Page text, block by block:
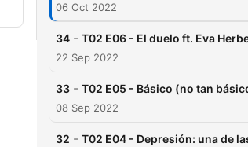
06 Oct 2022
34 - T02 E06 - El duelo ft. Eva
22 Sep 2022
33 - T02 E05 - Básico (no tan
08 Sep 2022
32 - T02 E04 - Depresión: una de